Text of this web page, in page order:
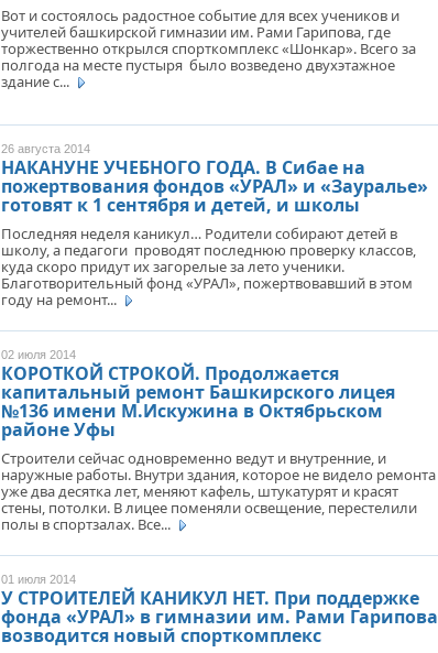
Вот и состоялось радостное событие для всех учеников и
учителей башкирской гимназии им. Рами Гарипова, где
торжественно открылся спорткомплекс «Шонкар». Всего за
полгода на месте пустыря было возведено двухэтажное
здание с...
26 августа 2014
НАКАНУНЕ УЧЕБНОГО ГОДА. В Сибае на
пожертвования фондов «УРАЛ» и «Зауралье»
готовят к 1 сентября и детей, и школы
Последняя неделя каникул… Родители собирают детей в
школу, а педагоги проводят последнюю проверку классов,
куда скоро придут их загорелые за лето ученики.
Благотворительный фонд «УРАЛ», пожертвовавший в этом
году на ремонт...
02 июля 2014
КОРОТКОЙ СТРОКОЙ. Продолжается
капитальный ремонт Башкирского лицея
№136 имени М.Искужина в Октябрьском
районе Уфы
Строители сейчас одновременно ведут и внутренние, и
наружные работы. Внутри здания, которое не видело ремонта
уже два десятка лет, меняют кафель, штукатурят и красят
стены, потолки. В лицее поменяли освещение, перестелили
полы в спортзалах. Все...
01 июля 2014
У СТРОИТЕЛЕЙ КАНИКУЛ НЕТ. При поддержке
фонда «УРАЛ» в гимназии им. Рами Гарипова
возводится новый спорткомплекс